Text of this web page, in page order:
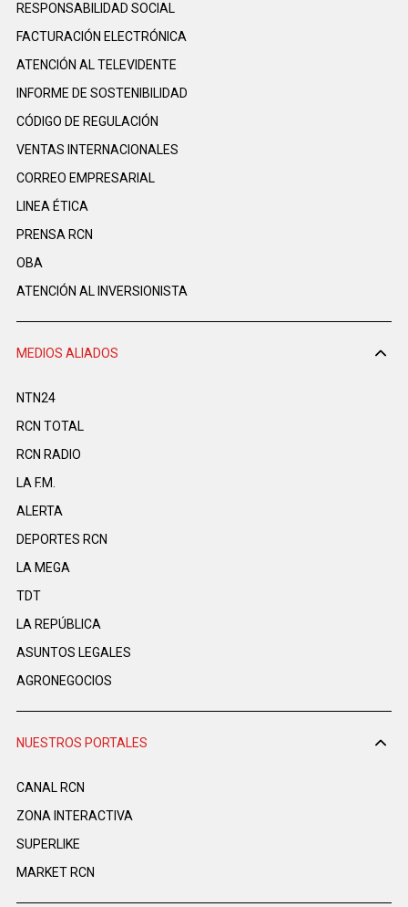
RESPONSABILIDAD SOCIAL
FACTURACIÓN ELECTRÓNICA
ATENCIÓN AL TELEVIDENTE
INFORME DE SOSTENIBILIDAD
CÓDIGO DE REGULACIÓN
VENTAS INTERNACIONALES
CORREO EMPRESARIAL
LINEA ÉTICA
PRENSA RCN
OBA
ATENCIÓN AL INVERSIONISTA
MEDIOS ALIADOS
NTN24
RCN TOTAL
RCN RADIO
LA F.M.
ALERTA
DEPORTES RCN
LA MEGA
TDT
LA REPÚBLICA
ASUNTOS LEGALES
AGRONEGOCIOS
NUESTROS PORTALES
CANAL RCN
ZONA INTERACTIVA
SUPERLIKE
MARKET RCN